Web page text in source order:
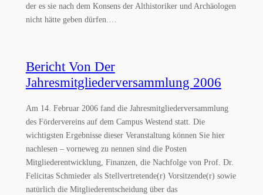
der es sie nach dem Konsens der Althistoriker und Archäologen
nicht hätte geben dürfen.…
Bericht Von Der
Jahresmitgliederversammlung 2006
Am 14. Februar 2006 fand die Jahresmitgliederversammlung
des Fördervereins auf dem Campus Westend statt. Die
wichtigsten Ergebnisse dieser Veranstaltung können Sie hier
nachlesen – vorneweg zu nennen sind die Posten
Mitgliederentwicklung, Finanzen, die Nachfolge von Prof. Dr.
Felicitas Schmieder als Stellvertretende(r) Vorsitzende(r) sowie
natürlich die Mitgliederentscheidung über das